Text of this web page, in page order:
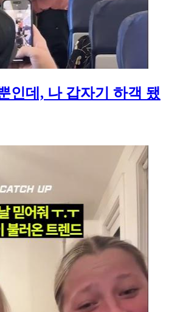
인데, 나 갑자기 하객 됐